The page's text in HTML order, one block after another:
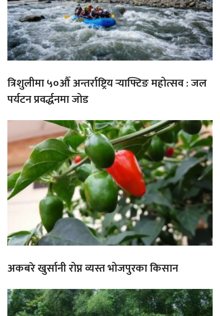
त्रिशुलीमा ५०औँ अन्तर्राष्ट्रिय र्‍याफ्टिङ महोत्सव : जल
पर्यटन प्रवर्द्धनमा जोड
अकबरे खुर्सानी रोप्न व्यस्त भोजपुरका किसान